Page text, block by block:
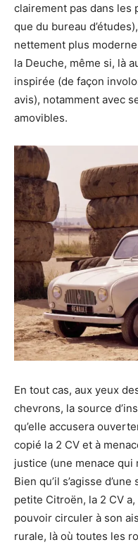
clairement pas dans
que du bureau
nettement plus
la Deuche, même si, là
inspirée (de façon
avis), notamment avec
amovibles.
En tout cas, aux yeux
chevrons, la source
qu’elle accusera
copié la 2 CV et à
justice (une menace
Bien qu’il s’agisse
petite Citroën, la 2 CV
pouvoir circuler à son
rurale, là où toutes les